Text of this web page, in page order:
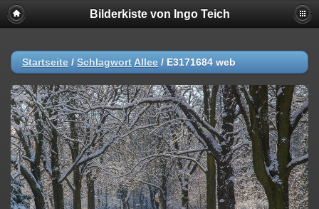
Bilderkiste von Ingo Teich
Startseite / Schlagwort Allee / E3171684 web